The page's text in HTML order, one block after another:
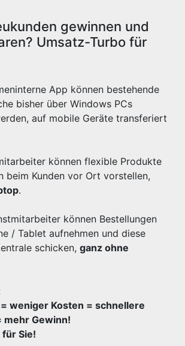
gewinnen und
Umsatz-Turbo für
App können bestehende
bisher über Windows PCs
auf mobile Geräte transferiert
können flexible Produkte
beim Kunden vor Ort vorstellen,
.
können Bestellungen
/ Tablet aufnehmen und diese
schicken, ganz ohne
weniger Kosten = schnellere
mehr Gewinn!
Sie!